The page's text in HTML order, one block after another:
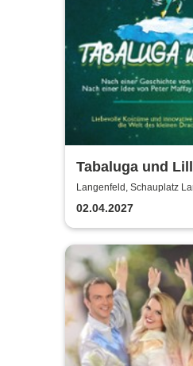
Tabaluga und
drachenstarke
ganze Familie
Langenfeld, Schauplatz
02.04.2027